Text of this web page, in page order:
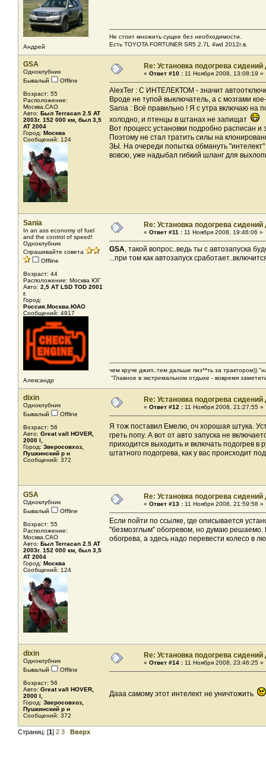
Андрей
Не стоит множить сущее без необходимости.
Есть TOYOTA FORTUNER SR5 2.7L 4wd 2012г.в.
GSA
Одноклубник
Бывалый
Offline
Возраст: 55
Расположение:
Москва,САО
Авто: Был Terracan 2.5 AT
2003г. 152 000 км, был 3,5
AT 2004
Город: Москва
Сообщений: 124
Re: Установка подогрева сидений
« Ответ #10 : 11 Ноября 2008, 13:08:19 »
AlexTer : С ИНТЕЛЕКТОМ - значит
Вроде не тупой выключатель, а с мозгами
Sania : Всё правильно ! Я с утра включаю на
холодно, и птенцы в штанах не запищат
Вот процесс установки подробно расписан
Поэтому не стал тратить силы на
ЗЫ. На очереди попытка обмануть "интелект"
вовсю, уже надыбал гибкий шланг для
Sania
In an ass economy of fuel
and the control of speed!
Одноклубник
Спрашивайте совета
Offline
Возраст: 44
Расположение: Москва ЮГ
Авто: 2,5 АТ LSD TOD 2001
г.
Город:
Россия.Москва.ЮАО
Сообщений: 4917
Александр
Re: Установка подогрева сидений
« Ответ #11 : 11 Ноября 2008, 19:46:06 »
GSA, такой вопрос..ведь ты с автозапуска
...при том как автозапуск
чем круче джип..тем дальше пиз**ть за трактором))
"Главное в экстремальном отдыхе - вовремя
dixin
Одноклубник
Бывалый
Offline
Возраст: 56
Авто: Great vall HOVER,
2000 l,
Город: Зверосовхоз,
Пушкинский р н
Сообщений: 372
Re: Установка подогрева сидений
« Ответ #12 : 11 Ноября 2008, 21:27:55 »
Я тож поставил Емелю, оч хорошая штука.
греть попу. А вот от авто запуска не
приходится выходить и включать подогрев
штатного подогрева, как у вас происходит
GSA
Одноклубник
Бывалый
Offline
Возраст: 55
Расположение:
Москва,САО
Авто: Был Terracan 2.5 AT
2003г. 152 000 км, был 3,5
AT 2004
Город: Москва
Сообщений: 124
Re: Установка подогрева сидений
« Ответ #13 : 11 Ноября 2008, 21:59:58 »
Если пойти по ссылке, где описывается
"безмозглым" обогревом, но думаю решаемо.
обогрева, а здесь надо перевести колесо в
dixin
Одноклубник
Бывалый
Offline
Возраст: 56
Авто: Great vall HOVER,
2000 l,
Город: Зверосовхоз,
Пушкинский р н
Сообщений: 372
Re: Установка подогрева сидений
« Ответ #14 : 11 Ноября 2008, 23:46:25 »
Дааа самому этот интелект не уничтожить
Страниц: [1] 2 3 Вверх